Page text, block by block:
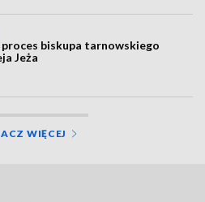
proces biskupa tarnowskiego
Jeża
WIĘCEJ